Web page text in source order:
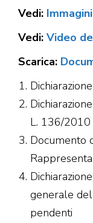
Vedi:
Vedi: Video
Scarica:
L. 136/2010
Documento
generale del
pendenti